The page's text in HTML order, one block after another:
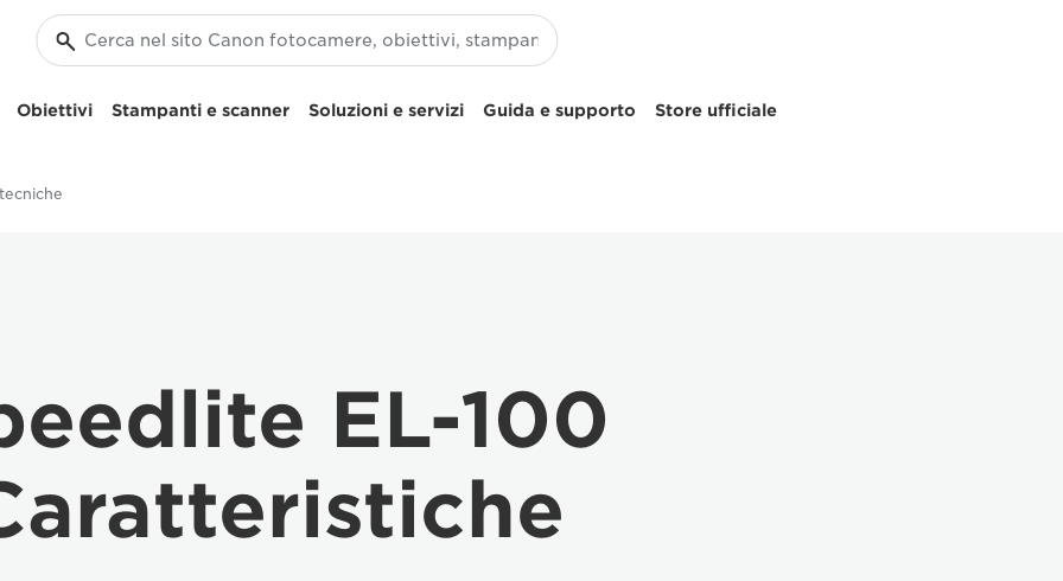
Obiettivi Stampanti e scanner Soluzioni e servizi Guida e supporto Store ufficiale
EL-100